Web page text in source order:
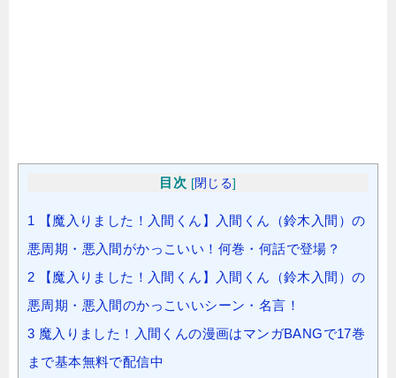
目次 [閉じる]
1 【魔入りました！入間くん】入間くん（鈴木入間）の
悪周期・悪入間がかっこいい！何巻・何話で登場？
2 【魔入りました！入間くん】入間くん（鈴木入間）の
悪周期・悪入間のかっこいいシーン・名言！
3 魔入りました！入間くんの漫画はマンガBANGで17巻
まで基本無料で配信中